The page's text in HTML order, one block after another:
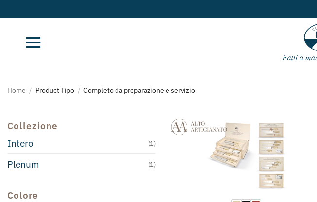
ai
contenuti
Home / Product Tipo / Completo da preparazione e servizio
Collezione
Intero
(1)
Plenum (1)
Colore